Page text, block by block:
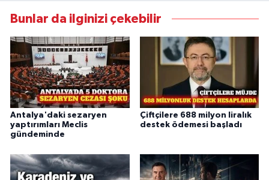
Bunlar da ilginizi çekebilir
Antalya'daki sezaryen
yaptırımları Meclis
gündeminde
Çiftçilere 688 milyon liralık
destek ödemesi başladı